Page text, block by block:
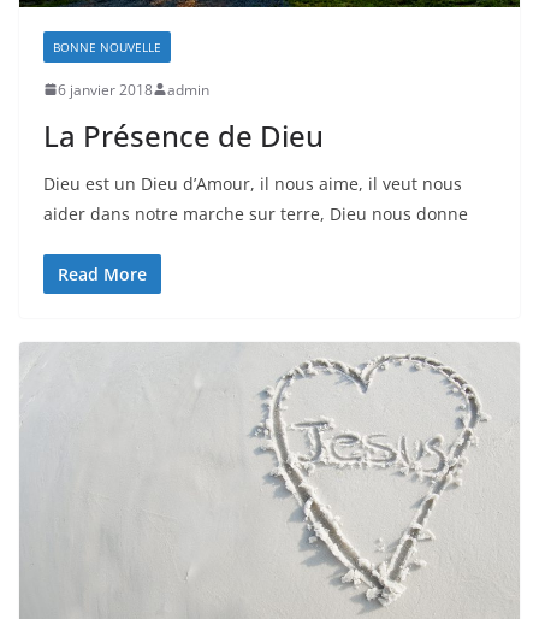
BONNE NOUVELLE
6 janvier 2018 admin
La Présence de Dieu
Dieu est un Dieu d’Amour, il nous aime, il veut nous
aider dans notre marche sur terre, Dieu nous donne
Read More